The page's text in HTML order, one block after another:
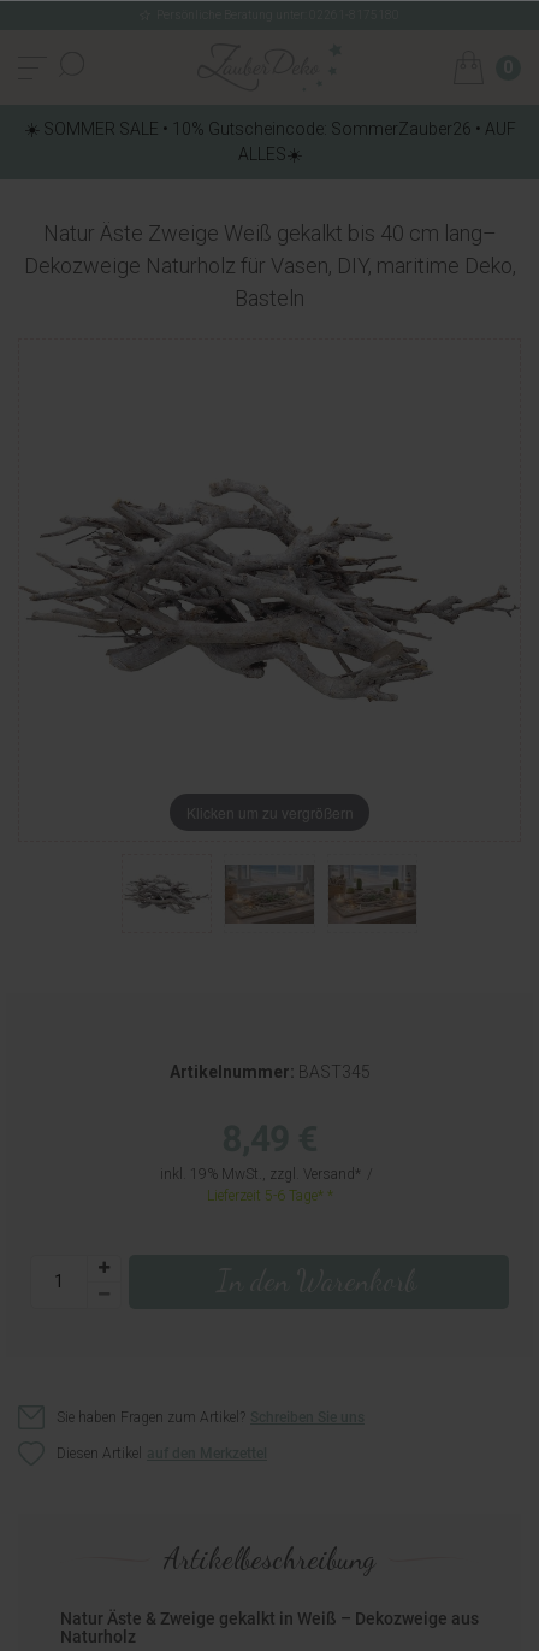
☀️ SOMMER SALE • 10% Gutscheincode: SommerZauber26 • AUF
ALLES☀️
Natur Äste Zweige Weiß gekalkt bis 40 cm lang–
Dekozweige Naturholz für Vasen, DIY, maritime Deko,
Basteln
Klicken um zu vergrößern
Artikelnummer: BAST345
inkl. 19% MwSt., zzgl. Versand
Lieferzeit 5-6 Tage*
Sie haben Fragen zum Artikel?
Diesen Artikel
Artikelbeschreibung
Natur Äste & Zweige gekalkt in Weiß – Dekozweige aus
Naturholz